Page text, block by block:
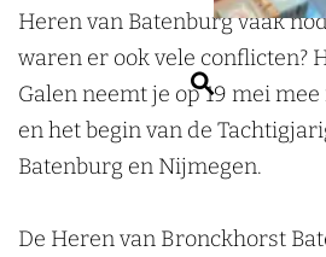
Z
o
e
e
b
u
r
g
e
N
e
n
b
u
r
e
t
e
n
b
u
g
t
e
n
b
u
g
Heren van Batenburg vaak
waren er ook vele conflicten?
Galen neemt je op 19 mei
en het begin van de
Batenburg en Nijmegen.
De Heren van Bronckhorst